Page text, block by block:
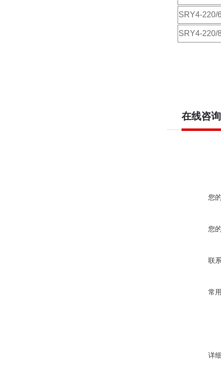
SRY4-220/
SRY4-220/
在线咨询
您
您
联
常
详